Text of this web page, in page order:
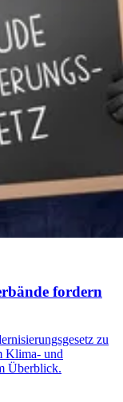
fordern
zu
Klima- und
Überblick.